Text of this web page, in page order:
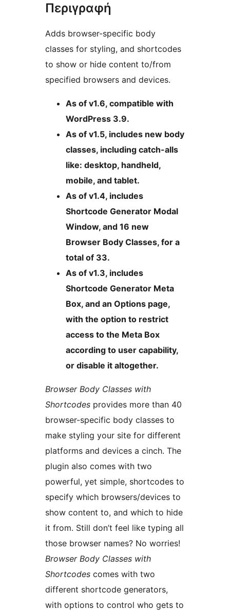
Περιγραφή
Adds browser-specific body
classes for styling, and shortcodes
to show or hide content to/from
specified browsers and devices.
As of v1.6, compatible with
WordPress 3.9.
As of v1.5, includes new body
classes, including catch-alls
like: desktop, handheld,
mobile, and tablet.
As of v1.4, includes
Shortcode Generator Modal
Window, and 16 new
Browser Body Classes, for a
total of 33.
As of v1.3, includes
Shortcode Generator Meta
Box, and an Options page,
with the option to restrict
access to the Meta Box
according to user capability,
or disable it altogether.
Browser Body Classes with
Shortcodes provides more than 40
browser-specific body classes to
make styling your site for different
platforms and devices a cinch. The
plugin also comes with two
powerful, yet simple, shortcodes to
specify which browsers/devices to
show content to, and which to hide
it from. Still don’t feel like typing all
those browser names? No worries!
Browser Body Classes with
Shortcodes comes with two
different shortcode generators,
with options to control who gets to